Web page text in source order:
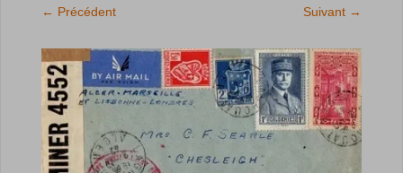
← Précédent Suivant →